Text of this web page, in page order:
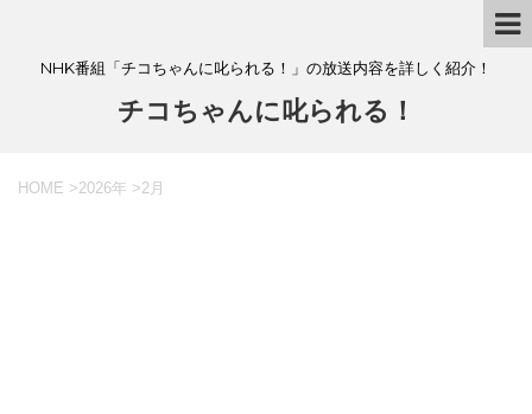
NHK番組「チコちゃんに叱られる！」の放送内容を詳しく紹介！
チコちゃんに叱られる！
HOME >2026年 >2月